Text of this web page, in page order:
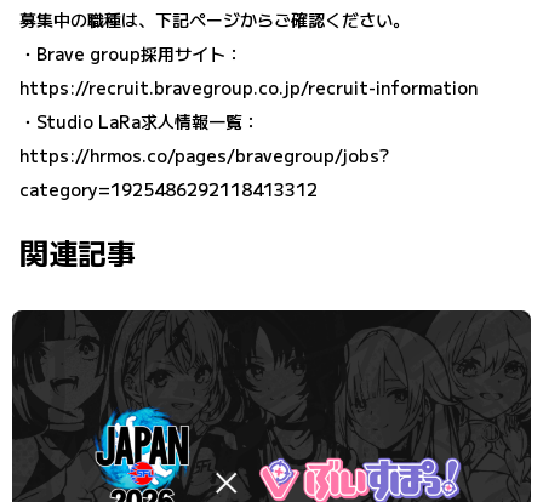
募集中の職種は、下記ページからご確認ください。
・Brave group採用サイト：
https://recruit.bravegroup.co.jp/recruit-information
・Studio LaRa求人情報一覧：
https://hrmos.co/pages/bravegroup/jobs?
category=1925486292118413312
関連記事